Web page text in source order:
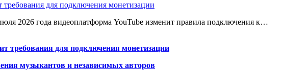
для подключения монетизации
2026 года видеоплатформа YouTube изменит правила подключения к…
требования для подключения монетизации
музыкантов и независимых авторов